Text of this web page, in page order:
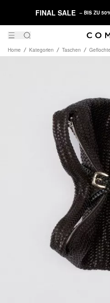
FINAL SALE – BIS ZU
Home Kategorien Taschen